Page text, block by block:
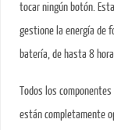
tocar ningún botón.
gestione la energía de
batería, de hasta 8
Todos los
están completamente